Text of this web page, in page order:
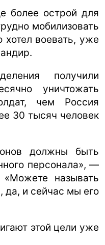
более острой для
мобилизовать
хотел воевать, уже
получили
уничтожать
чем Россия
30 тысяч человек
должны быть
персонала», —
«Можете называть
да, и сейчас мы его
этой цели уже